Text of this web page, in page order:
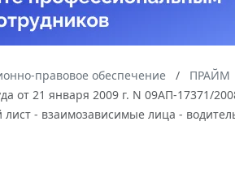
правовое обеспечение ПРАЙМ
от 21 января 2009 г. N 09АП-17371/
лист - взаимозависимые лица -